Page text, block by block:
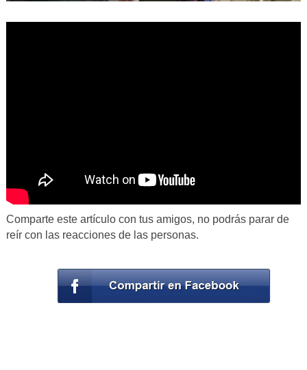
Comparte este artículo con tus amigos, no podrás parar de
reír con las reacciones de las personas.